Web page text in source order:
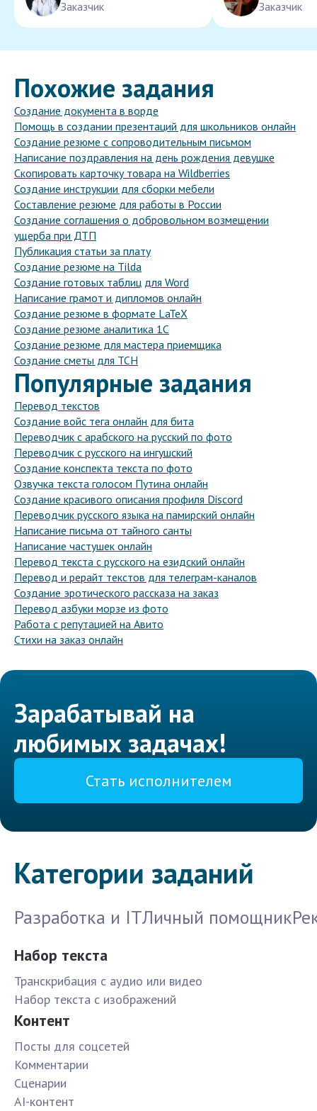
Заказчик Заказчик
Похожие задания
Создание документа в ворде
Помощь в создании презентаций для школьников онлайн
Создание резюме с сопроводительным письмом
Написание поздравления на день рождения девушке
Скопировать карточку товара на Wildberries
Создание инструкции для сборки мебели
Составление резюме для работы в России
Создание соглашения о добровольном возмещении
ущерба при ДТП
Публикация статьи за плату
Создание резюме на Tilda
Создание готовых таблиц для Word
Написание грамот и дипломов онлайн
Создание резюме в формате LaTeX
Создание резюме аналитика 1С
Создание резюме для мастера приемщика
Создание сметы для ТСН
Популярные задания
Перевод текстов
Создание войс тега онлайн для бита
Переводчик с арабского на русский по фото
Переводчик с русского на ингушский
Создание конспекта текста по фото
Озвучка текста голосом Путина онлайн
Создание красивого описания профиля Discord
Переводчик русского языка на памирский онлайн
Написание письма от тайного санты
Написание частушек онлайн
Перевод текста с русского на езидский онлайн
Перевод и рерайт текстов для телеграм-каналов
Создание эротического рассказа на заказ
Перевод азбуки морзе из фото
Работа с репутацией на Авито
Стихи на заказ онлайн
Зарабатывай на
любимых задачах!
Стать исполнителем
Категории заданий
Разработка и ITЛичный помощник
Набор текста
Транскрибация с аудио или видео
Набор текста с изображений
Контент
Посты для соцсетей
Комментарии
Сценарии
AI-контент